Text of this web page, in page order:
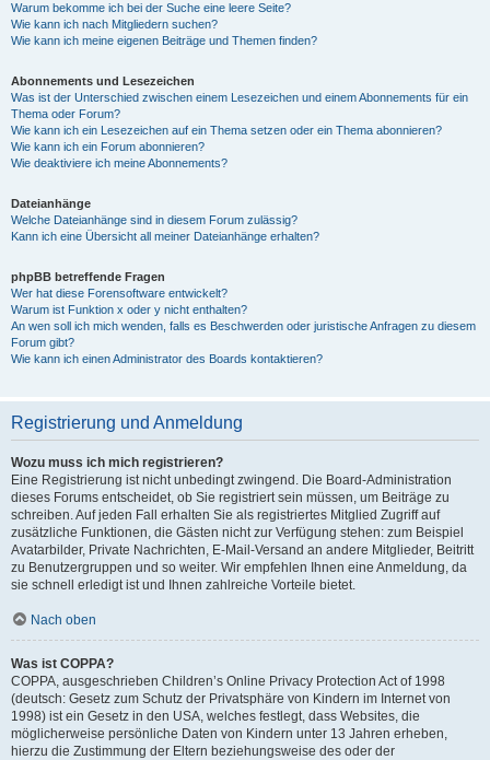
Warum bekomme ich bei der Suche eine leere Seite?
Wie kann ich nach Mitgliedern suchen?
Wie kann ich meine eigenen Beiträge und Themen finden?
Abonnements und Lesezeichen
Was ist der Unterschied zwischen einem Lesezeichen und einem Abonnements für ein
Thema oder Forum?
Wie kann ich ein Lesezeichen auf ein Thema setzen oder ein Thema abonnieren?
Wie kann ich ein Forum abonnieren?
Wie deaktiviere ich meine Abonnements?
Dateianhänge
Welche Dateianhänge sind in diesem Forum zulässig?
Kann ich eine Übersicht all meiner Dateianhänge erhalten?
phpBB betreffende Fragen
Wer hat diese Forensoftware entwickelt?
Warum ist Funktion x oder y nicht enthalten?
An wen soll ich mich wenden, falls es Beschwerden oder juristische Anfragen zu diesem
Forum gibt?
Wie kann ich einen Administrator des Boards kontaktieren?
Registrierung und Anmeldung
Wozu muss ich mich registrieren?
Eine Registrierung ist nicht unbedingt zwingend. Die Board-Administration
dieses Forums entscheidet, ob Sie registriert sein müssen, um Beiträge zu
schreiben. Auf jeden Fall erhalten Sie als registriertes Mitglied Zugriff auf
zusätzliche Funktionen, die Gästen nicht zur Verfügung stehen: zum Beispiel
Avatarbilder, Private Nachrichten, E-Mail-Versand an andere Mitglieder, Beitritt
zu Benutzergruppen und so weiter. Wir empfehlen Ihnen eine Anmeldung, da
sie schnell erledigt ist und Ihnen zahlreiche Vorteile bietet.
Nach oben
Was ist COPPA?
COPPA, ausgeschrieben Children’s Online Privacy Protection Act of 1998
(deutsch: Gesetz zum Schutz der Privatsphäre von Kindern im Internet von
1998) ist ein Gesetz in den USA, welches festlegt, dass Websites, die
möglicherweise persönliche Daten von Kindern unter 13 Jahren erheben,
hierzu die Zustimmung der Eltern beziehungsweise des oder der